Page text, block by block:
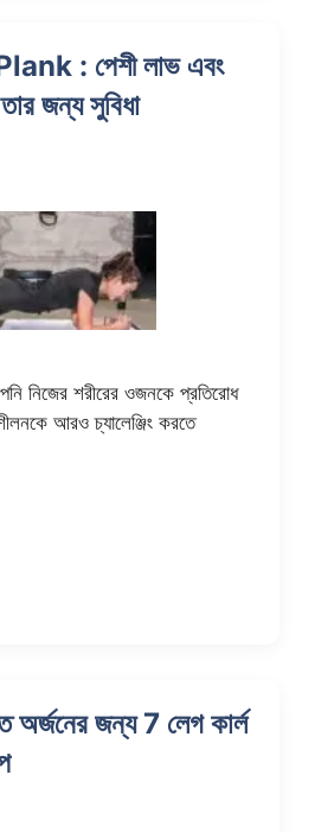
: পেশী লাভ এবং
জন্য সুবিধা
নিজের শরীরের ওজনকে প্রতিরোধ
আরও চ্যালেঞ্জিং করতে
অর্জনের জন্য 7 লেগ কার্ল